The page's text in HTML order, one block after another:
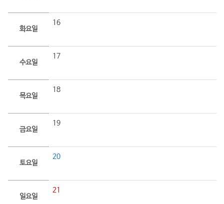
화요일
16
수요일
17
목요일
18
금요일
19
토요일
20
일요일
21